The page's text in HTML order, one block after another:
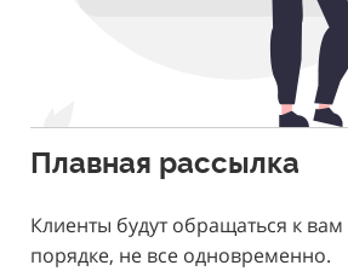
Плавная рассылка
Клиенты будут обращаться к
порядке, не все одновременно.